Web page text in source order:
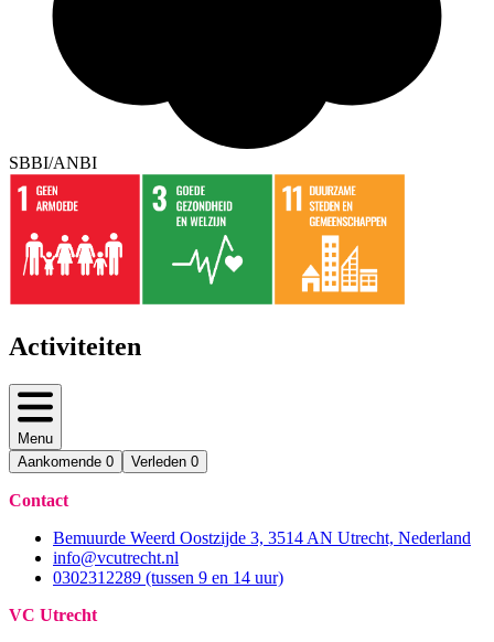
SBBI/ANBI
Activiteiten
Menu
Aankomende 0 Verleden 0
Contact
Bemuurde Weerd Oostzijde 3, 3514 AN Utrecht, Nederland
info@vcutrecht.nl
0302312289 (tussen 9 en 14 uur)
VC Utrecht